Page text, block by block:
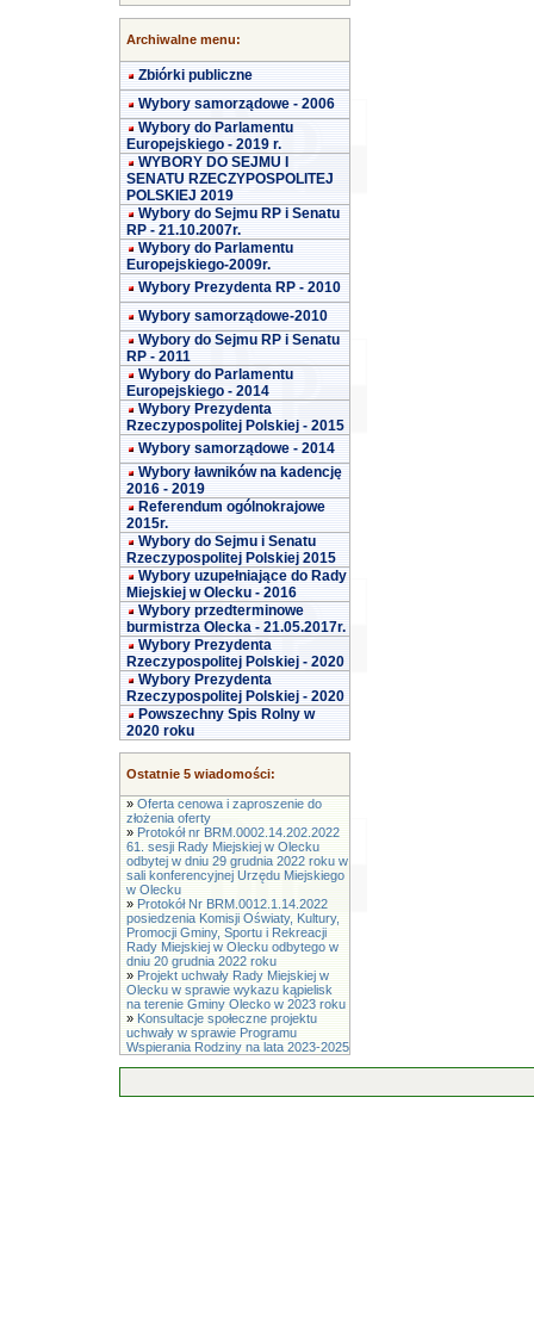
Archiwalne menu:
Zbiórki publiczne
Wybory samorządowe - 2006
Wybory do Parlamentu
Europejskiego - 2019 r.
WYBORY DO SEJMU I
SENATU RZECZYPOSPOLITEJ
POLSKIEJ 2019
Wybory do Sejmu RP i Senatu
RP - 21.10.2007r.
Wybory do Parlamentu
Europejskiego-2009r.
Wybory Prezydenta RP - 2010
Wybory samorządowe-2010
Wybory do Sejmu RP i Senatu
RP - 2011
Wybory do Parlamentu
Europejskiego - 2014
Wybory Prezydenta
Rzeczypospolitej Polskiej - 2015
Wybory samorządowe - 2014
Wybory ławników na kadencję
2016 - 2019
Referendum ogólnokrajowe
2015r.
Wybory do Sejmu i Senatu
Rzeczypospolitej Polskiej 2015
Wybory uzupełniające do Rady
Miejskiej w Olecku - 2016
Wybory przedterminowe
burmistrza Olecka - 21.05.2017r.
Wybory Prezydenta
Rzeczypospolitej Polskiej - 2020
Wybory Prezydenta
Rzeczypospolitej Polskiej - 2020
Powszechny Spis Rolny w
2020 roku
Ostatnie 5 wiadomości:
» Oferta cenowa i zaproszenie do
złożenia oferty
» Protokół nr BRM.0002.14.202.2022
61. sesji Rady Miejskiej w Olecku
odbytej w dniu 29 grudnia 2022 roku w
sali konferencyjnej Urzędu Miejskiego
w Olecku
» Protokół Nr BRM.0012.1.14.2022
posiedzenia Komisji Oświaty, Kultury,
Promocji Gminy, Sportu i Rekreacji
Rady Miejskiej w Olecku odbytego w
dniu 20 grudnia 2022 roku
» Projekt uchwały Rady Miejskiej w
Olecku w sprawie wykazu kąpielisk
na terenie Gminy Olecko w 2023 roku
» Konsultacje społeczne projektu
uchwały w sprawie Programu
Wspierania Rodziny na lata 2023-2025